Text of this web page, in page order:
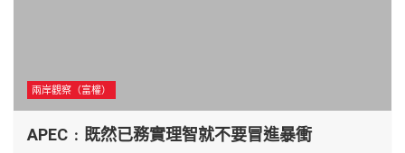
兩岸觀察（富權）
APEC﹕既然已務實理智就不要冒進暴衝